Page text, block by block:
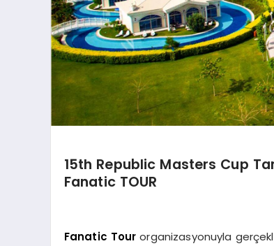
15th Republic Masters Cup
Fanatic TOUR
Fanatic Tour organizasyonuyla